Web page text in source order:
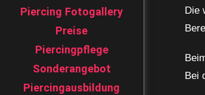
Piercing Fotogallery
Preise
Piercingpflege
Sonderangebot
Piercingausbildung
Die
Bei